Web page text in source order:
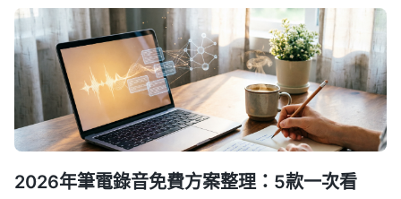
2026年筆電錄音免費方案整理：5款一次看